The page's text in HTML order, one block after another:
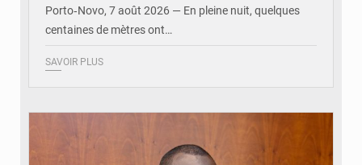
Porto‑Novo, 7 août 2026 — En pleine nuit, quelques
centaines de mètres ont…
SAVOIR PLUS